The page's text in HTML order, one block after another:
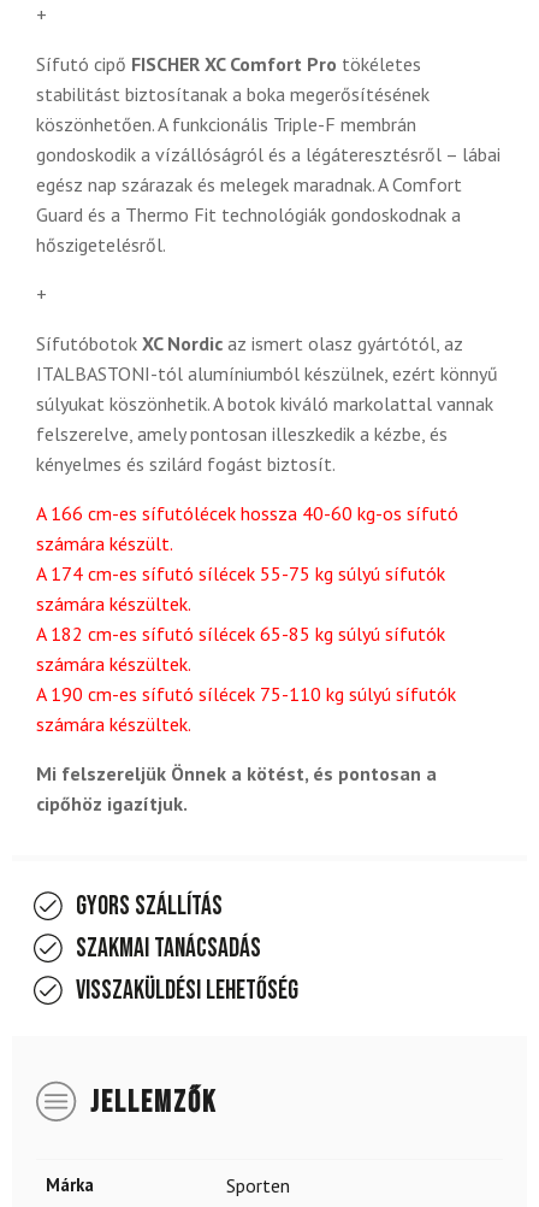
+
Sífutó cipő FISCHER XC Comfort Pro tökéletes
stabilitást biztosítanak a boka megerősítésének
köszönhetően. A funkcionális Triple-F membrán
gondoskodik a vízállóságról és a légáteresztésről – lábai
egész nap szárazak és melegek maradnak. A Comfort
Guard és a Thermo Fit technológiák gondoskodnak a
hőszigetelésről.
+
Sífutóbotok XC Nordic az ismert olasz gyártótól, az
ITALBASTONI-tól alumíniumból készülnek, ezért könnyű
súlyukat köszönhetik. A botok kiváló markolattal vannak
felszerelve, amely pontosan illeszkedik a kézbe, és
kényelmes és szilárd fogást biztosít.
A 166 cm-es sífutólécek hossza 40-60 kg-os sífutó
számára készült.
A 174 cm-es sífutó sílécek 55-75 kg súlyú sífutók
számára készültek.
A 182 cm-es sífutó sílécek 65-85 kg súlyú sífutók
számára készültek.
A 190 cm-es sífutó sílécek 75-110 kg súlyú sífutók
számára készültek.
Mi felszereljük Önnek a kötést, és pontosan a
cipőhöz igazítjuk.
Gyors szállítás
Szakmai tanácsadás
Visszaküldési lehetőség
JELLEMZŐK
Márka Sporten